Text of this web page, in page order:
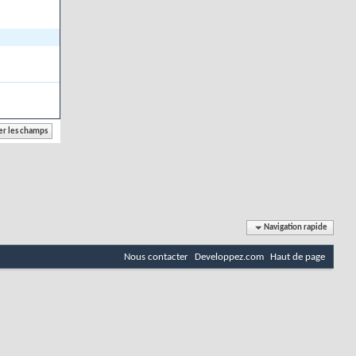
Navigation rapide
Nous contacter Developpez.com Haut de page